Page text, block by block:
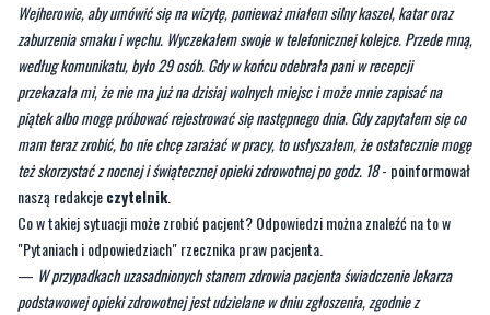
pacjentów. A co za tym idzie w niektórych placówkach zdarzają się trudności z
dostępem do lekarza. Pzrekonał się o tym nasz czytelnik.
—Była środa. Kilka minut po godz. 7.30 zadzwoniłem do swojej przychodni w
Wejherowie, aby umówić się na wizytę, ponieważ miałem silny kaszel, katar oraz
zaburzenia smaku i węchu. Wyczekałem swoje w telefonicznej kolejce. Przede mną,
według komunikatu, było 29 osób. Gdy w końcu odebrała pani w recepcji
przekazała mi, że nie ma już na dzisiaj wolnych miejsc i może mnie zapisać na
piątek albo mogę próbować rejestrować się następnego dnia. Gdy zapytałem się co
mam teraz zrobić, bo nie chcę zarażać w pracy, to usłyszałem, że ostatecznie mogę
też skorzystać z nocnej i świątecznej opieki zdrowotnej po godz. 18
naszą redakcjeczytelnik.
Co w takiej sytuacji może zrobić pacjent? Odpowiedzi można znaleźć na to w